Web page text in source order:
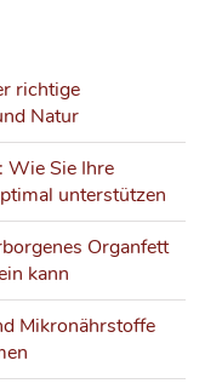
richtige
Natur
Wie Sie Ihre
unterstützen
Organfett
kann
Mikronährstoffe